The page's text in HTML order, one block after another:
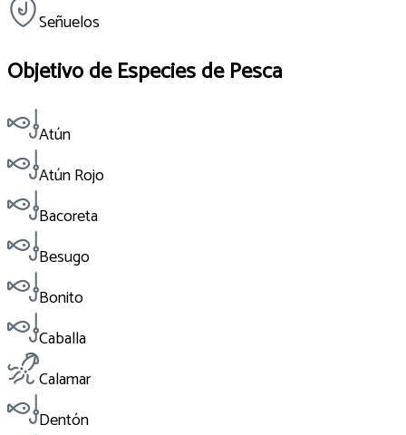
Señuelos
Objetivo de Especies de Pesca
Atún
Atún Rojo
Bacoreta
Besugo
Bonito
Caballa
Calamar
Dentón